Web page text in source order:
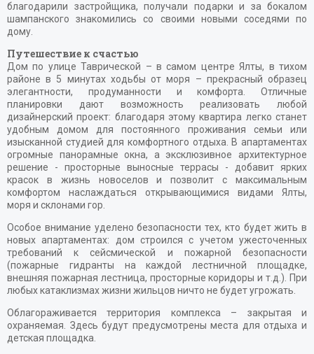
благодарили застройщика, получали подарки и за бокалом
шампанского знакомились со своими новыми соседями по
дому.
Путешествие к счастью
Дом по улице Таврической – в самом центре Ялты, в тихом
районе в 5 минутах ходьбы от моря – прекрасный образец
элегантности, продуманности и комфорта. Отличные
планировки дают возможность реализовать любой
дизайнерский проект: благодаря этому квартира легко станет
удобным домом для постоянного проживания семьи или
изысканной студией для комфортного отдыха. В апартаментах
огромные панорамные окна, а эксклюзивное архитектурное
решение - просторные выносные террасы - добавит ярких
красок в жизнь новоселов и позволит с максимальным
комфортом наслаждаться открывающимися видами Ялты,
моря и склонами гор.
Особое внимание уделено безопасности тех, кто будет жить в
новых апартаментах: дом строился с учетом ужесточенных
требований к сейсмической и пожарной безопасности
(пожарные гидранты на каждой лестничной площадке,
внешняя пожарная лестница, просторные коридоры и т.д.). При
любых катаклизмах жизни жильцов ничто не будет угрожать.
Облагораживается территория комплекса – закрытая и
охраняемая. Здесь будут предусмотрены места для отдыха и
детская площадка.